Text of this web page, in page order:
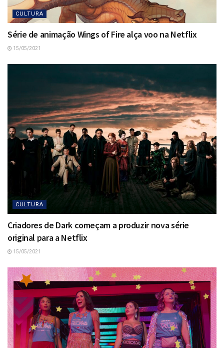
CULTURA
Série de animação Wings of Fire alça voo na Netflix
15/05/2021
CULTURA
Criadores de Dark começam a produzir nova série
original para a Netflix
15/05/2021